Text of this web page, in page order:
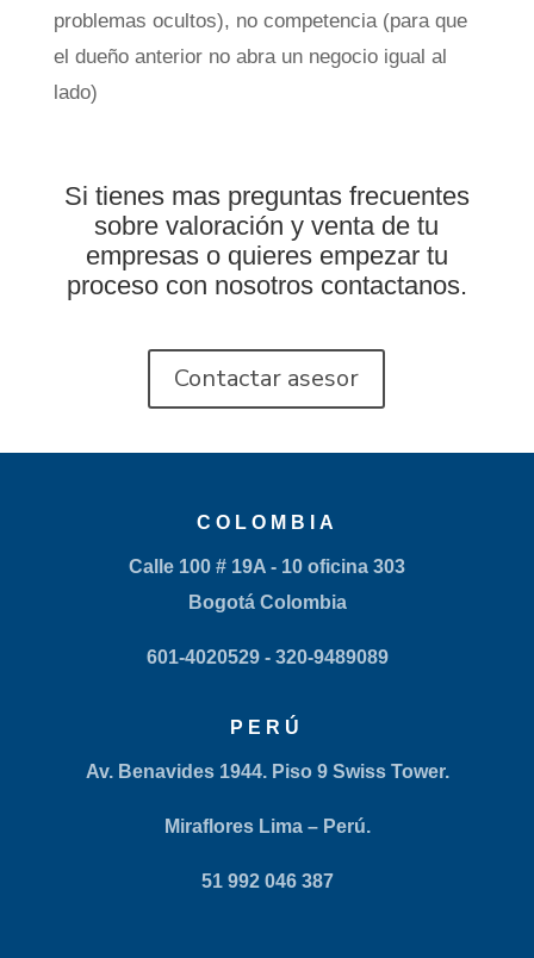
problemas ocultos), no competencia (para que
el dueño anterior no abra un negocio igual al
lado)
Si tienes mas preguntas frecuentes
sobre valoración y venta de tu
empresas o quieres empezar tu
proceso con nosotros contactanos.
Contactar asesor
COLOMBIA
Calle 100 # 19A - 10 oficina 303
Bogotá Colombia
601-4020529- 320-9489089
PERÚ
Av. Benavides 1944. Piso 9 Swiss Tower.
Miraflores Lima – Perú.
51 992 046 387